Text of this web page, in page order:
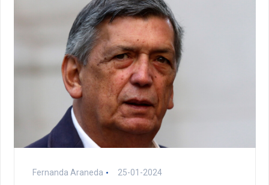
Fernanda Araneda 25-01-2024